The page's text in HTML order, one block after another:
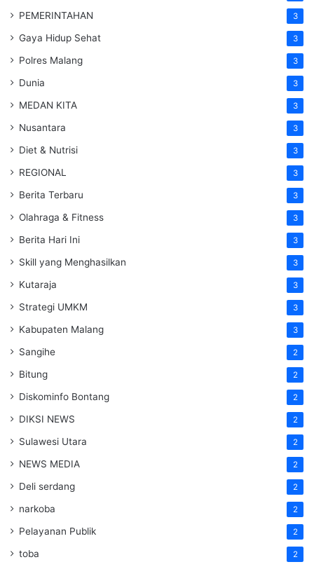
PEMERINTAHAN 3
Gaya Hidup Sehat 3
Polres Malang 3
Dunia 3
MEDAN KITA 3
Nusantara 3
Diet & Nutrisi 3
REGIONAL 3
Berita Terbaru 3
Olahraga & Fitness 3
Berita Hari Ini 3
Skill yang Menghasilkan 3
Kutaraja 3
Strategi UMKM 3
Kabupaten Malang 3
Sangihe 2
Bitung 2
Diskominfo Bontang 2
DIKSI NEWS 2
Sulawesi Utara 2
NEWS MEDIA 2
Deli serdang 2
narkoba 2
Pelayanan Publik 2
toba 2